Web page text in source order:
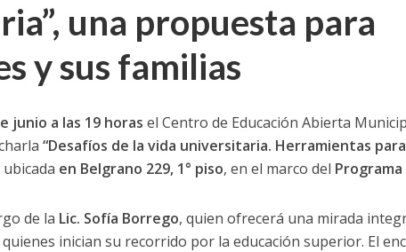
una propuesta para
y sus familias
junio a las 19 horas el Centro de Educación Abierta
“Desafíos de la vida universitaria. Herramientas
en Belgrano 229, 1° piso, en el marco del
de la Lic. Sofía Borrego, quien ofrecerá una mirada
inician su recorrido por la educación superior. El